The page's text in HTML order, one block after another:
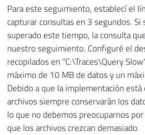
22
23
25
27
28
29
30
31
SET filename=N
    max_file_size
=(10 ),
    max_rollover_files
WITH
STARTUP_STATE
GO
-- Ativa o Extended
ALTER EVENT SESSION [
GO
Para este seguimiento, establecí el
capturar consultas en 3 segundos. Si
superado este tiempo, la consulta
nuestro seguimiento. Configuré el
recopilados en "C:\Traces\Query
máximo de 10 MB de datos y un
Debido a que la implementación
archivos siempre conservarán los
lo que no debemos preocuparnos
que los archivos crezcan demasiado.